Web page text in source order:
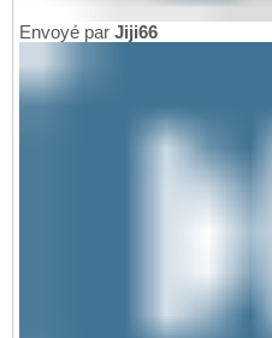
Envoyé par Jiji66